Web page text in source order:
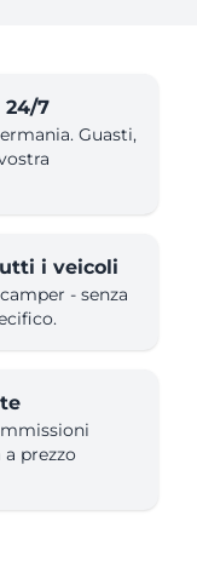
24/7
Guasti,
i veicoli
- senza
prezzo